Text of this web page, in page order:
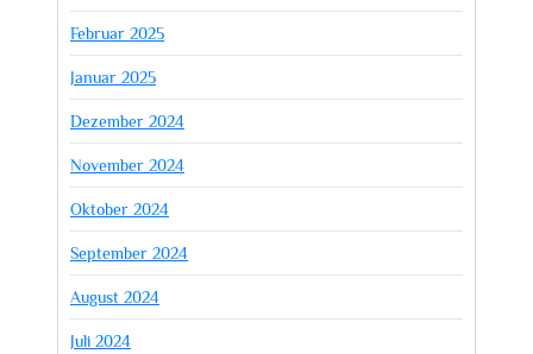
Februar 2025
Januar 2025
Dezember 2024
November 2024
Oktober 2024
September 2024
August 2024
Juli 2024